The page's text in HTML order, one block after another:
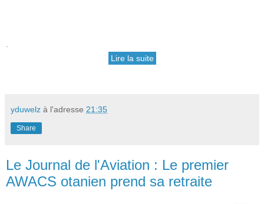
Lire la suite
yduwelz à l'adresse 21:35
Share
Le Journal de l'Aviation : Le premier
AWACS otanien prend sa retraite